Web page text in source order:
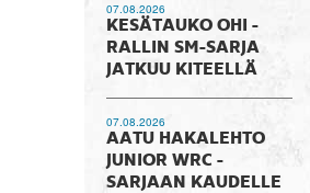
07.08.2026
KESÄTAUKO OHI -
RALLIN SM-SARJA
JATKUU KITEELLÄ
07.08.2026
AATU HAKALEHTO
JUNIOR WRC -
SARJAAN KAUDELLE